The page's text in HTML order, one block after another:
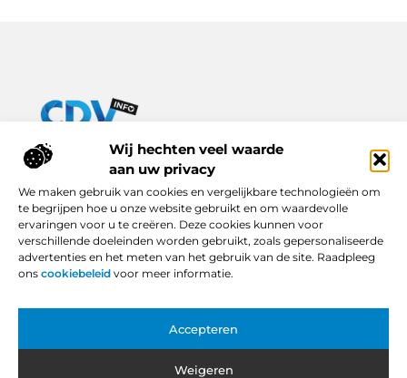
Wij hechten veel waarde
aan uw privacy
We maken gebruik van cookies en vergelijkbare technologieën om
te begrijpen hoe u onze website gebruikt en om waardevolle
ervaringen voor u te creëren. Deze cookies kunnen voor
verschillende doeleinden worden gebruikt, zoals gepersonaliseerde
advertenties en het meten van het gebruik van de site. Raadpleeg
ons cookiebeleid voor meer informatie.
Accepteren
Weigeren
Van praktische tips tot inspirerende verhalen – alles op Cdv-
Ontdek een breed scala aan blogs en artikelen die je dagelijks
leven verrijken, van handige adviezen tot boeiende inzichten.
Bericht categorie
Onze informatie